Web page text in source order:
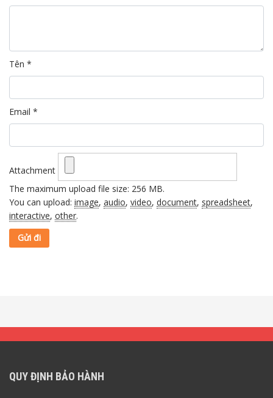
Tên *
Email *
Attachment
The maximum upload file size: 256 MB.
You can upload: image, audio, video, document, spreadsheet,
interactive, other.
QUY ĐỊNH BẢO HÀNH